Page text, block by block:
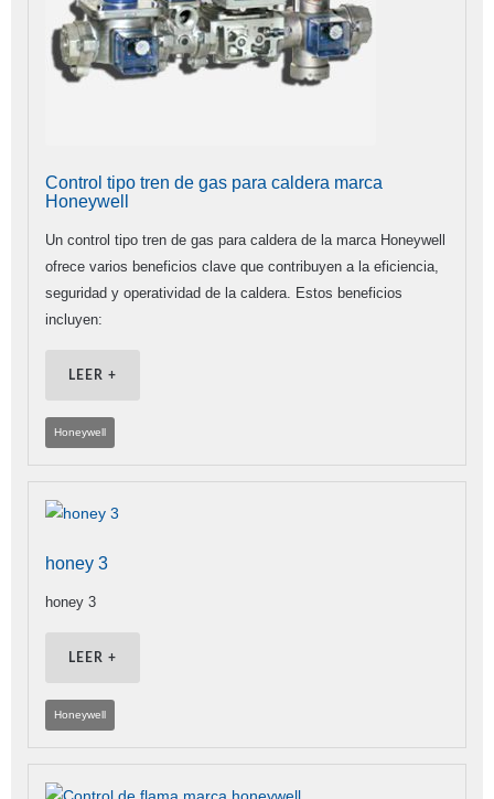
Control tipo tren de gas para caldera marca
Honeywell
Un control tipo tren de gas para caldera de la marca Honeywell
ofrece varios beneficios clave que contribuyen a la eficiencia,
seguridad y operatividad de la caldera. Estos beneficios
incluyen:
LEER +
Honeywell
honey 3
honey 3
LEER +
Honeywell